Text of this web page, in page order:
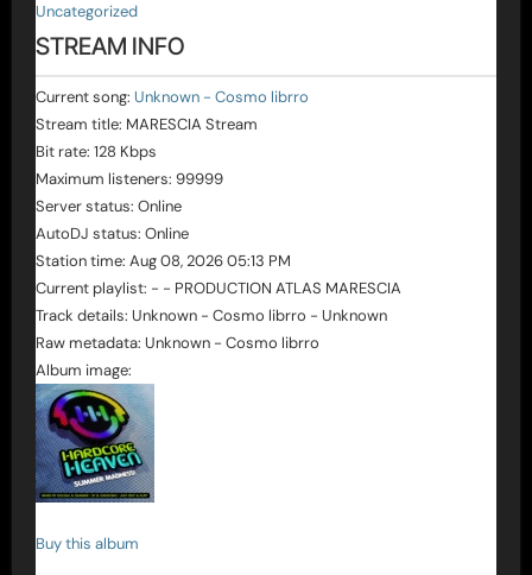
Uncategorized
STREAM INFO
Current song: Unknown - Cosmo librro
Stream title: MARESCIA Stream
Bit rate: 128 Kbps
Maximum listeners: 99999
Server status: Online
AutoDJ status: Online
Station time: Aug 08, 202605:13 PM
Current playlist: - - PRODUCTION ATLAS MARESCIA
Track details: Unknown- Cosmo librro - Unknown
Raw metadata: Unknown - Cosmo librro
Album image:
Buy this album